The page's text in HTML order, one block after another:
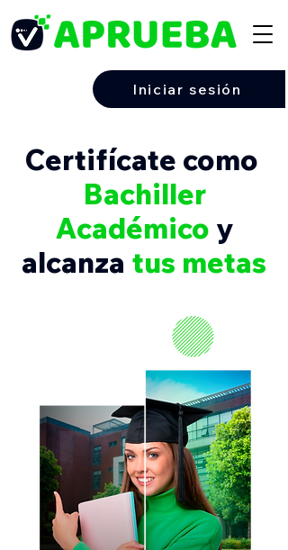
Iniciar sesión
Certifícate como
Bachiller
Académico y
alcanza tus metas